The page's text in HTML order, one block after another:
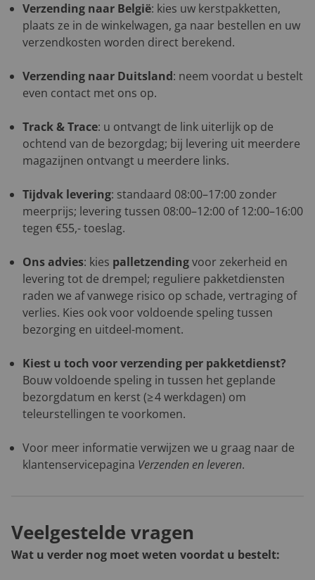
Verzending naar België: kies uw kerstpakketten,
plaats ze in de winkelwagen, ga naar bestellen en uw
verzendkosten worden direct berekend.
Verzending naar Duitsland: neem voordat u bestelt
even contact met ons op.
Track & Trace: u ontvangt de link uiterlijk op de
ochtend van de bezorgdag; bij levering uit meerdere
magazijnen ontvangt u meerdere links.
Tijdvak levering: standaard 08:00–17:00 zonder
meerprijs; levering tussen 08:00–12:00 of 12:00–16:00
tegen €55,- toeslag.
Ons advies: kies palletzendingvoor zekerheid en
levering tot de drempel; reguliere pakketdiensten
raden we af vanwege risico op schade, vertraging of
verlies. Kies ook voor voldoende speling tussen
bezorging en uitdeel-moment.
Kiest u toch voor verzending per pakketdienst?
Bouw voldoende speling in tussen het geplande
bezorgdatum en kerst (≥ 4 werkdagen) om
teleurstellingen te voorkomen.
Voor meer informatie verwijzen we u graag naar de
klantenservicepagina Verzenden en leveren.
Veelgestelde vragen
Wat u verder nog moet weten voordat u bestelt: